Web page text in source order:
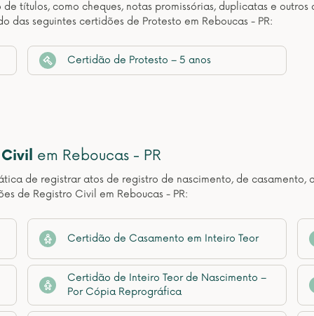
títulos, como cheques, notas promissórias, duplicatas e outros
seguintes certidões de Protesto em Reboucas - PR:
Certidão de Protesto – 5 anos
em Reboucas - PR
de registrar atos de registro de nascimento, de casamento,
de Registro Civil em Reboucas - PR:
Certidão de Casamento em Inteiro Teor
Certidão de Inteiro Teor de Nascimento –
Por Cópia Reprográfica